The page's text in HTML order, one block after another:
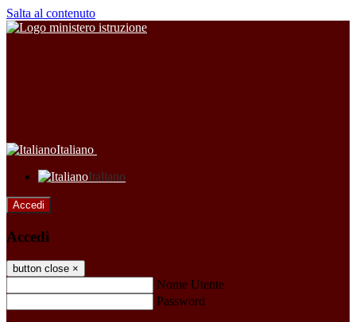
Salta al contenuto
Italiano
Italiano
Accedi
Accedi
button close ×
Nome Utente
Password